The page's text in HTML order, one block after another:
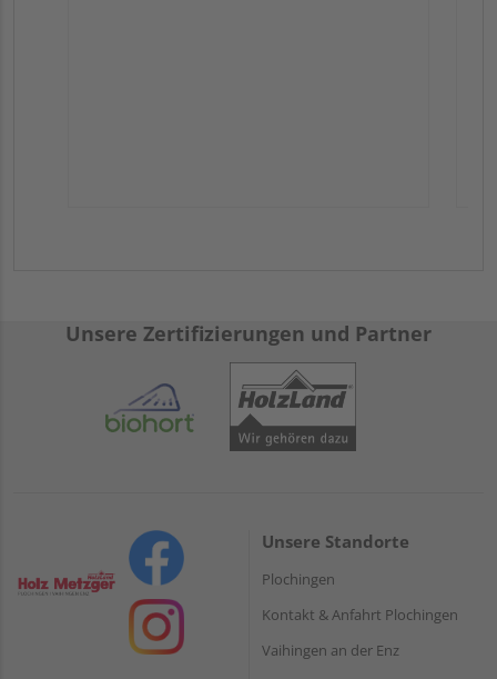
Unsere Zertifizierungen und Partner
Unsere Standorte
Plochingen
Kontakt & Anfahrt Plochingen
Vaihingen an der Enz